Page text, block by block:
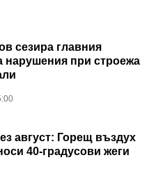
сезира главния
нарушения при строежа
август: Горещ въздух
40-градусови жеги